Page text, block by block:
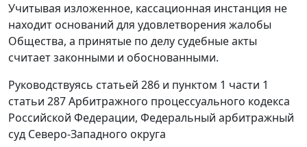
Учитывая изложенное, кассационная инстанция не
находит оснований для удовлетворения жалобы
Общества, а принятые по делу судебные акты
считает законными и обоснованными.
Руководствуясь статьей 286 и пунктом 1 части 1
статьи 287Арбитражного процессуального кодекса
Российской Федерации, Федеральный арбитражный
суд Северо-Западного округа